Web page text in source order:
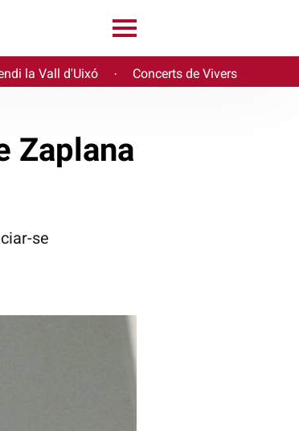
la Vall d'Uixó · Concerts de Vivers
Zaplana
se